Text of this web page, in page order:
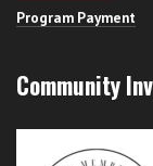
Program Payment
Community